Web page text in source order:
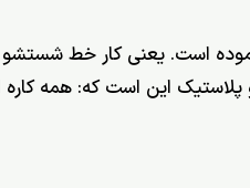
است. یعنی کار خط
این است که: همه